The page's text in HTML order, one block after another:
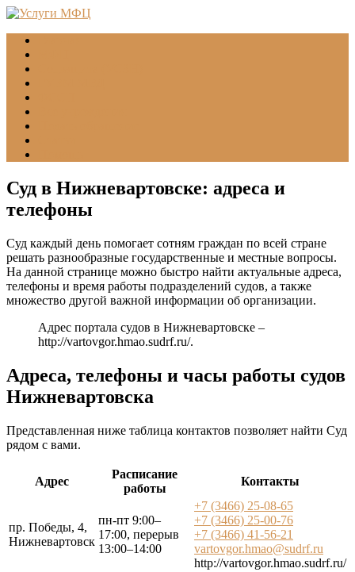
Суд в Нижневартовске: адреса и
телефоны
Суд каждый день помогает сотням граждан по всей стране
решать разнообразные государственные и местные вопросы.
На данной странице можно быстро найти актуальные адреса,
телефоны и время работы подразделений судов, а также
множество другой важной информации об организации.
Адрес портала судов в Нижневартовске –
http://vartovgor.hmao.sudrf.ru/.
Адреса, телефоны и часы работы судов
Нижневартовска
Представленная ниже таблица контактов позволяет найти Суд
рядом с вами.
Адрес
Расписание
работы
Контакты
пр. Победы, 4,
Нижневартовск
пн-пт 9:00–
17:00, перерыв
13:00–14:00
+7 (3466) 25-08-65
+7 (3466) 25-00-76
+7 (3466) 41-56-21
vartovgor.hmao@sudrf.ru
http://vartovgor.hmao.sudrf.ru/